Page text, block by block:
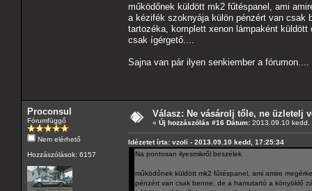
működőnek küldött mk2 fűtéspanel, ami
a kézifék szoknyája külön pénzért van csak
tartozéka, komplett xenon lámpaként
csak ígérgető....
Sajna van pár ilyen senkiember a fórumon....
Proconsul
Fórumfüggő
Nem elérhető
Hozzászólások: 6157
Válasz: Ne vásárolj tőle, ne üzletelj
« Új hozzászólás #16 Dátum: 2013.09.10 kedd,
Idézetet írta: vzoli - 2013.09.10 kedd, 17:25:34
Na pontosan ilyesmikről beszélek.
működőnek küldött mk2 fűtéspanel, ami amire
pénzért van csak benne, de a hamutartó a könyöklő